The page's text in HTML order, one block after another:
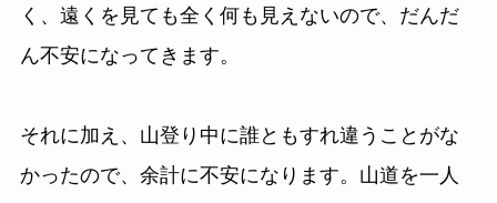
く、遠くを見ても全く何も見えないので、だんだ
ん不安になってきます。
それに加え、山登り中に誰ともすれ違うことがな
かったので、余計に不安になります。山道を一人